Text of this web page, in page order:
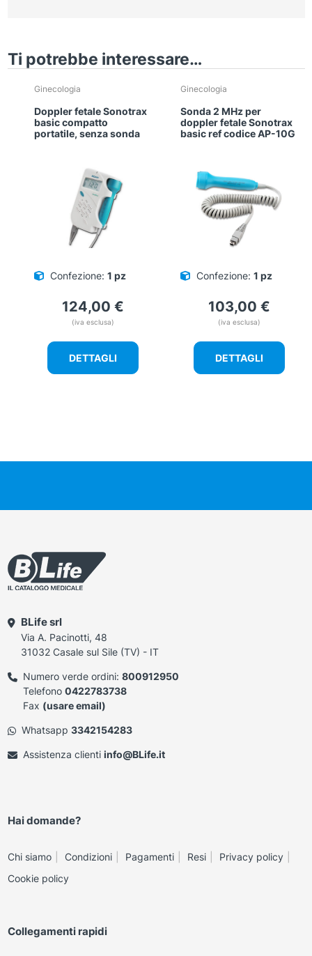
Ti potrebbe interessare…
Ginecologia
Doppler fetale Sonotrax
basic compatto
portatile, senza sonda
Confezione: 1 pz
124,00 €
(iva esclusa)
DETTAGLI
Ginecologia
Sonda 2 MHz per
doppler fetale Sonotrax
basic ref codice AP-10G
Confezione: 1 pz
103,00 €
(iva esclusa)
DETTAGLI
BLife srl
Via A. Pacinotti, 48
31032 Casale sul Sile (TV) - IT
Numero verde ordini: 800912950
Telefono 0422783738
Fax (usare email)
Whatsapp 3342154283
Assistenza clienti info@BLife.it
Hai domande?
Chi siamo Condizioni Pagamenti Resi
Privacy policy
Cookie policy
Collegamenti rapidi